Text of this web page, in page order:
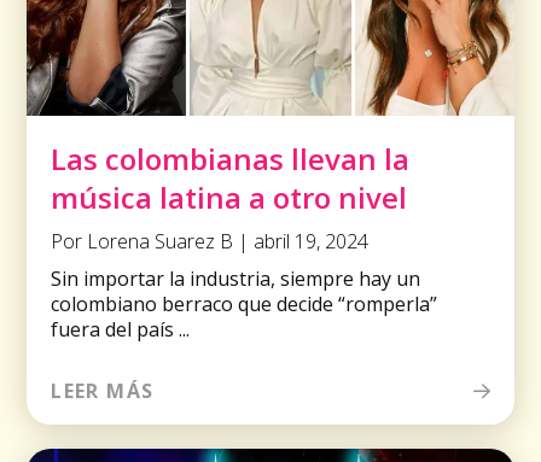
Las colombianas llevan la
música latina a otro nivel
Por Lorena Suarez B | abril 19, 2024
Sin importar la industria, siempre hay un
colombiano berraco que decide “romperla”
fuera del país ...
LEER MÁS